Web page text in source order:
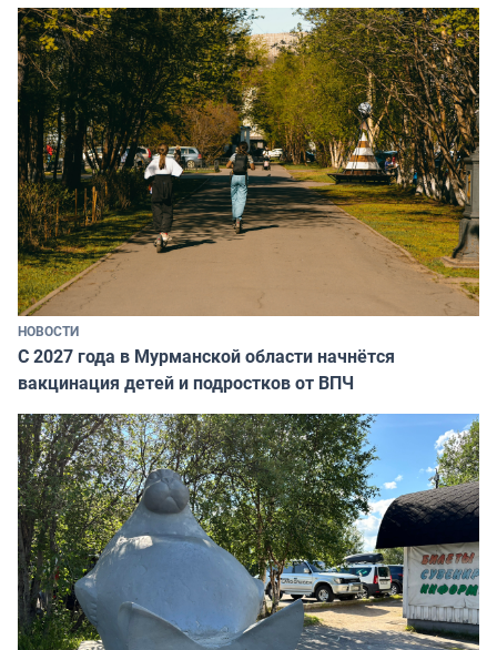
НОВОСТИ
С 2027 года в Мурманской области начнётся
вакцинация детей и подростков от ВПЧ